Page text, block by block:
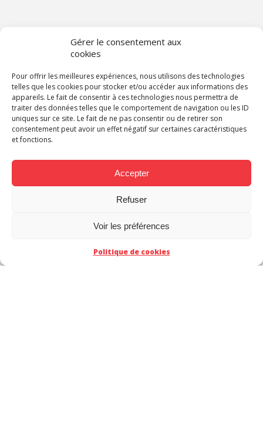
Gérer le consentement aux
cookies
Pour offrir les meilleures expériences, nous utilisons des technologies
telles que les cookies pour stocker et/ou accéder aux informations des
appareils. Le fait de consentir à ces technologies nous permettra de
traiter des données telles que le comportement de navigation ou les ID
uniques sur ce site. Le fait de ne pas consentir ou de retirer son
consentement peut avoir un effet négatif sur certaines caractéristiques
et fonctions.
Accepter
Refuser
Voir les préférences
Politique de cookies